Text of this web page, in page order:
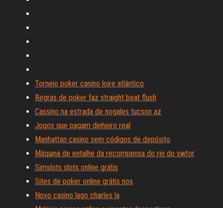
Torneio poker casino loire atlântico
Regras de poker faz straight beat flush
Cassino na estrada de nogales tucson az
Jogos que pagam dinheiro real
Manhattan casino sem códigos de depósito
Máquina de entalhe da recompensa do rei do swtor
Simslots slots online grátis
Sites de poker online grátis nos
Novo casino lago charles la